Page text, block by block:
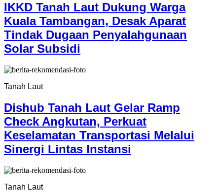
IKKD Tanah Laut Dukung Warga
Kuala Tambangan, Desak Aparat
Tindak Dugaan Penyalahgunaan
Solar Subsidi
Tanah Laut
Dishub Tanah Laut Gelar Ramp
Check Angkutan, Perkuat
Keselamatan Transportasi Melalui
Sinergi Lintas Instansi
Tanah Laut